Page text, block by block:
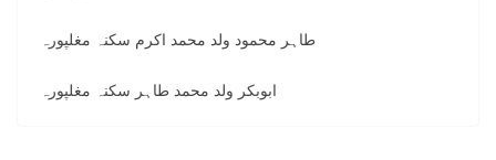
طاہر محمود ولد محمد اکرم سکنہ مغلپورہ
ابوبکر ولد محمد طاہر سکنہ مغلپورہ